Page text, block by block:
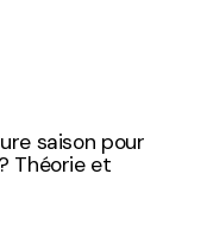
saison pour
Théorie et